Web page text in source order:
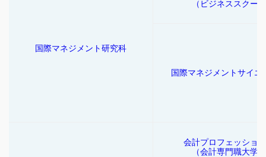
国際マネジメント研究科
（ビジネススクー
国際マネジメントサイエ
会計プロフェッショ
（会計専門職大学